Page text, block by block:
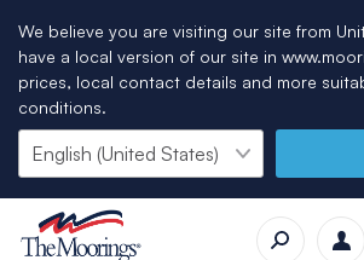
We believe you are visiting our site from
have a local version of our site in
prices, local contact details and more
conditions.